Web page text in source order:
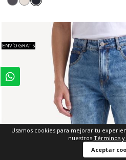
ENVÍO GRATIS
Usamos cookies para mejorar tu
nuestros Términos
Aceptar